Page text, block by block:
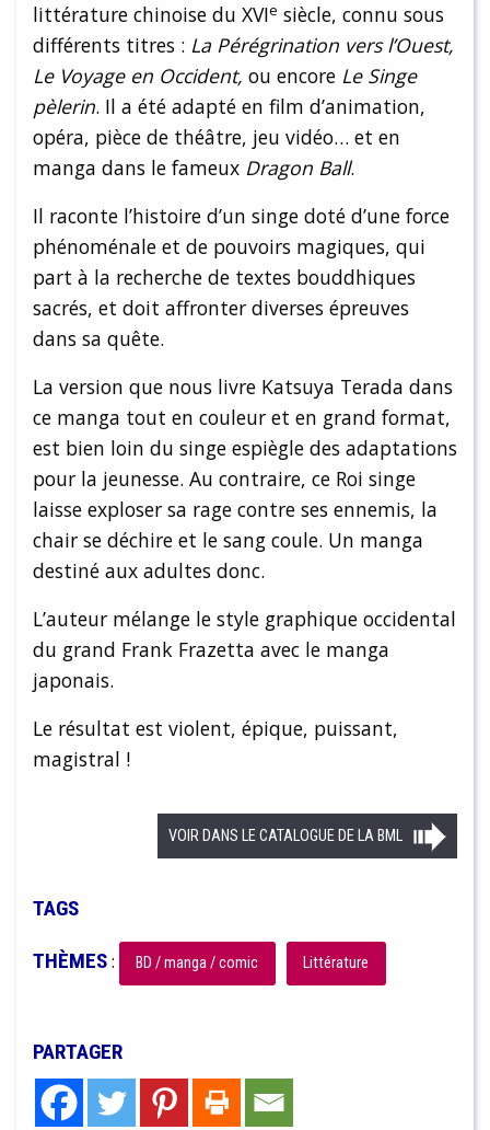
littérature chinoise du XVIe siècle, connu sous
différents titres : La Pérégrination vers l’Ouest,
Le Voyage en Occident, ou encore Le Singe
pèlerin. Il a été adapté en film d’animation,
opéra, pièce de théâtre, jeu vidéo… et en
manga dans le fameux Dragon Ball.
Il raconte l’histoire d’un singe doté d’une force
phénoménale et de pouvoirs magiques, qui
part à la recherche de textes bouddhiques
sacrés, et doit affronter diverses épreuves
dans sa quête.
La version que nous livre Katsuya Terada dans
ce manga tout en couleur et en grand format,
est bien loin du singe espiègle des adaptations
pour la jeunesse. Au contraire, ce Roi singe
laisse exploser sa rage contre ses ennemis, la
chair se déchire et le sang coule. Un manga
destiné aux adultes donc.
L’auteur mélange le style graphique occidental
du grand Frank Frazetta avec le manga
japonais.
Le résultat est violent, épique, puissant,
magistral !
VOIR DANS LE CATALOGUE DE LA BML
TAGS
THÈMES: BD / manga / comic Littérature
PARTAGER